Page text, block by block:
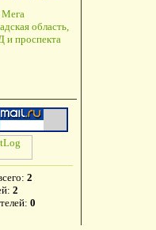
Мега
область,
и проспекта
2
2
0